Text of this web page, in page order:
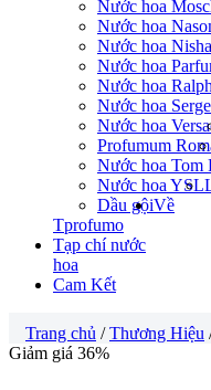
Nước hoa
Nước hoa
Nước hoa
Nước hoa
Nước hoa
Nước hoa
Nước hoa
Profumum
Nước hoa Tom
Nước hoa YSL
Dầu gộiVề
Tprofumo
Tạp chí nước
hoa
Cam Kết
Trang chủ /Thương Hiệu
Giảm giá 36%